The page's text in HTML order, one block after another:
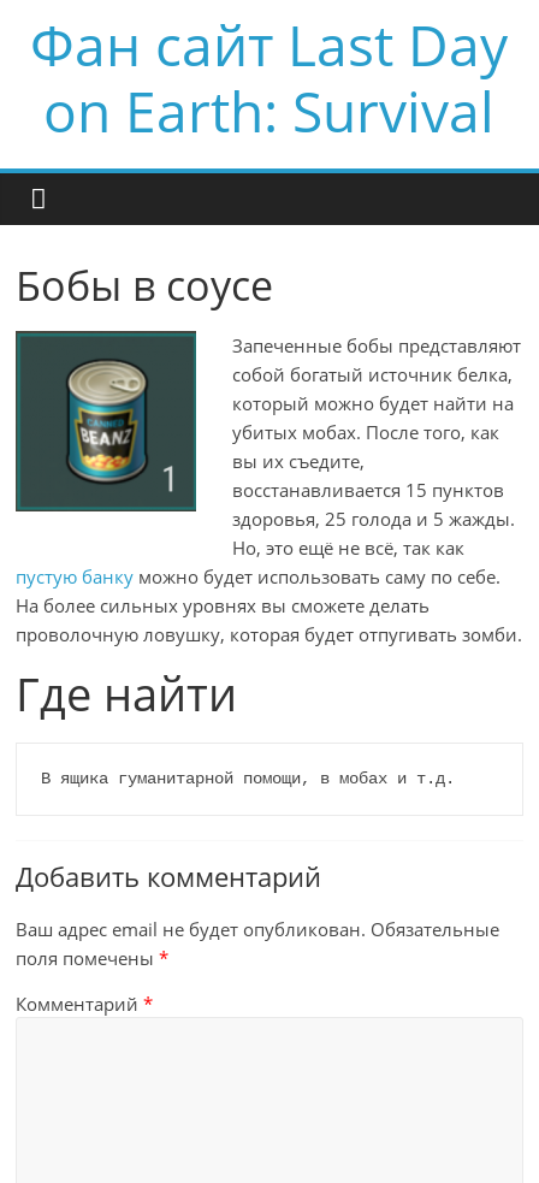
Фан сайт Last Day
on Earth: Survival
Бобы в соусе
Запеченные бобы представляют
собой богатый источник белка,
который можно будет найти на
убитых мобах. После того, как
вы их съедите,
восстанавливается 15 пунктов
здоровья, 25 голода и 5 жажды.
Но, это ещё не всё, так как
пустую банку можно будет использовать саму по себе.
На более сильных уровнях вы сможете делать
проволочную ловушку, которая будет отпугивать зомби.
Где найти
В ящика гуманитарной помощи, в мобах и т.д.
Добавить комментарий
Ваш адрес email не будет опубликован. Обязательные
поля помечены*
Комментарий*